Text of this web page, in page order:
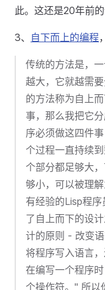
此。这还是20年前
3、 自下而上的编程
传统的方法是，
越大，它就越需
的方法称为自上
事，那么我把它
序必须做这四件
个过程一直持续
个部分都足够大
够小，可以被理解
有经验的Lisp程
了自上而下的设
计的原则 - 改变
将程序写入语言
在编写一个程序
个操作符。" 所以